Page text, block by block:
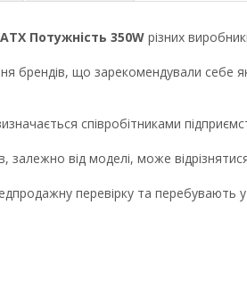
Потужність 350W різних
брендів, що зарекомендували себе
співробітниками
залежно від моделі, може
перевірку та перебувають